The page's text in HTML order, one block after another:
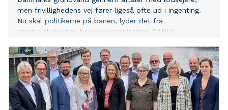
men frivillighedens vej fører ligeså ofte ud i ingenting.
Nu skal politikerne på banen, lyder det fra
vandselskabernes brancheorganisation DANVA.